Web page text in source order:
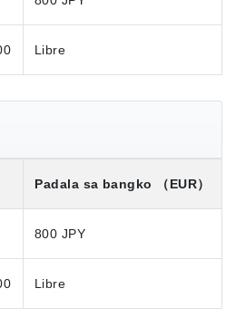
Libre
Padala sa bangko （EUR）
800 JPY
Libre